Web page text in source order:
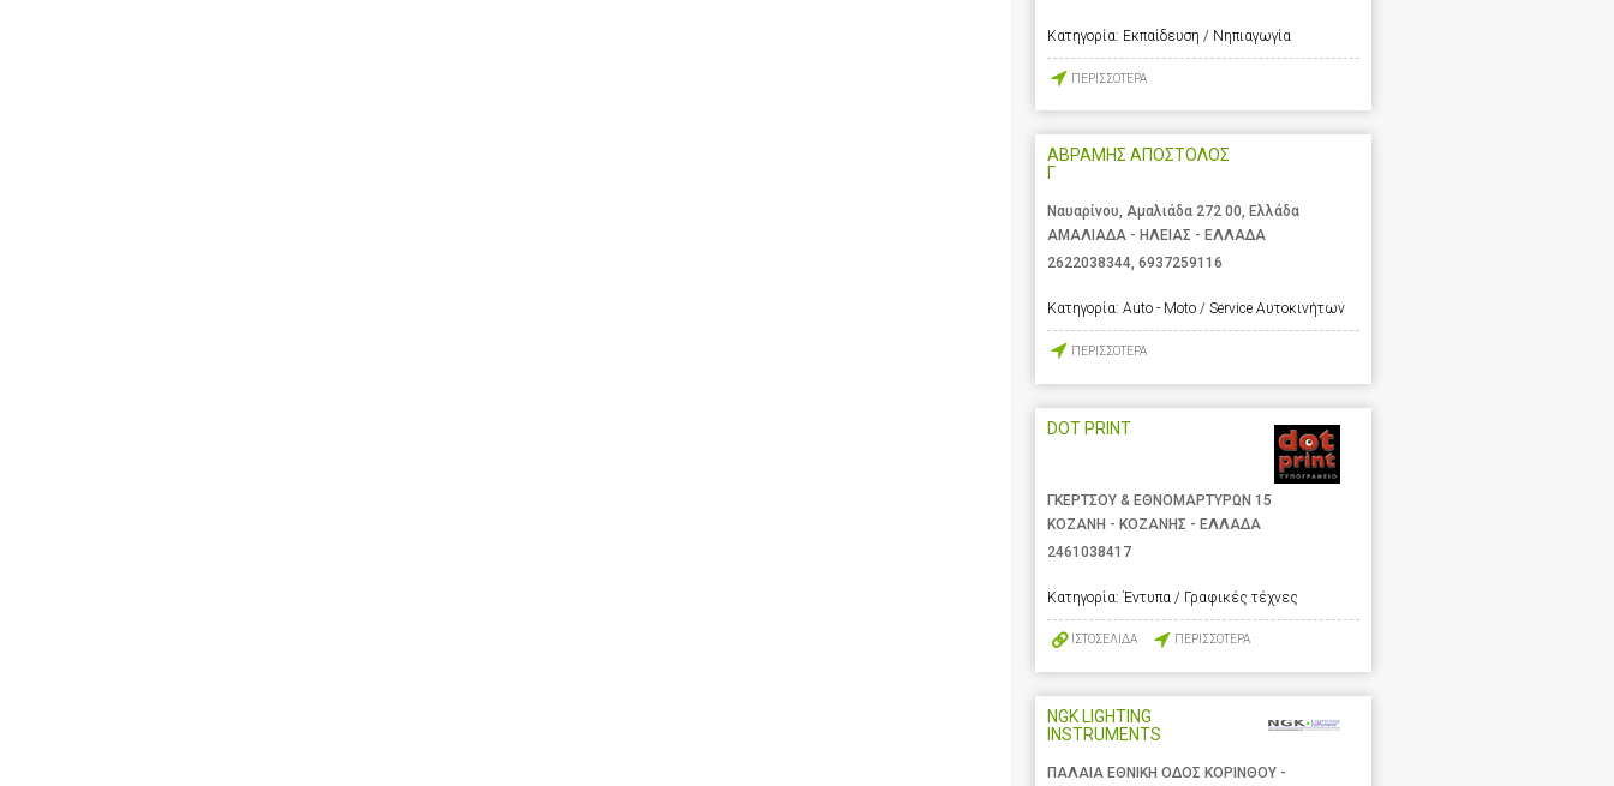
Κατηγορία: Εκπαίδευση / Νηπιαγωγία
ΠΕΡΙΣΣΟΤΕΡΑ
ΑΒΡΑΜΗΣ ΑΠΟΣΤΟΛΟΣ
Γ
Ναυαρίνου, Αμαλιάδα 272 00, Ελλάδα
ΑΜΑΛΙΑΔΑ - ΗΛΕΙΑΣ - ΕΛΛΑΔΑ
2622038344, 6937259116
Κατηγορία: Auto - Moto / Service Αυτοκινήτων
ΠΕΡΙΣΣΟΤΕΡΑ
DOT PRINT
ΓΚΕΡΤΣΟΥ & ΕΘΝΟΜΑΡΤΥΡΩΝ 15
ΚΟΖΑΝΗ - ΚΟΖΑΝΗΣ - ΕΛΛΑΔΑ
2461038417
Κατηγορία: Έντυπα / Γραφικές τέχνες
ΙΣΤΟΣΕΛΙΔΑ ΠΕΡΙΣΣΟΤΕΡΑ
NGK LIGHTING
INSTRUMENTS
ΠΑΛΑΙΑ ΕΘΝΙΚΗ ΟΔΟΣ ΚΟΡΙΝΘΟΥ -